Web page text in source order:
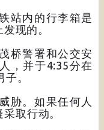
站内的行李箱是
现的。
桥警署和公交安
，并于4:35分在
。
胁。如果任何人
取行动。